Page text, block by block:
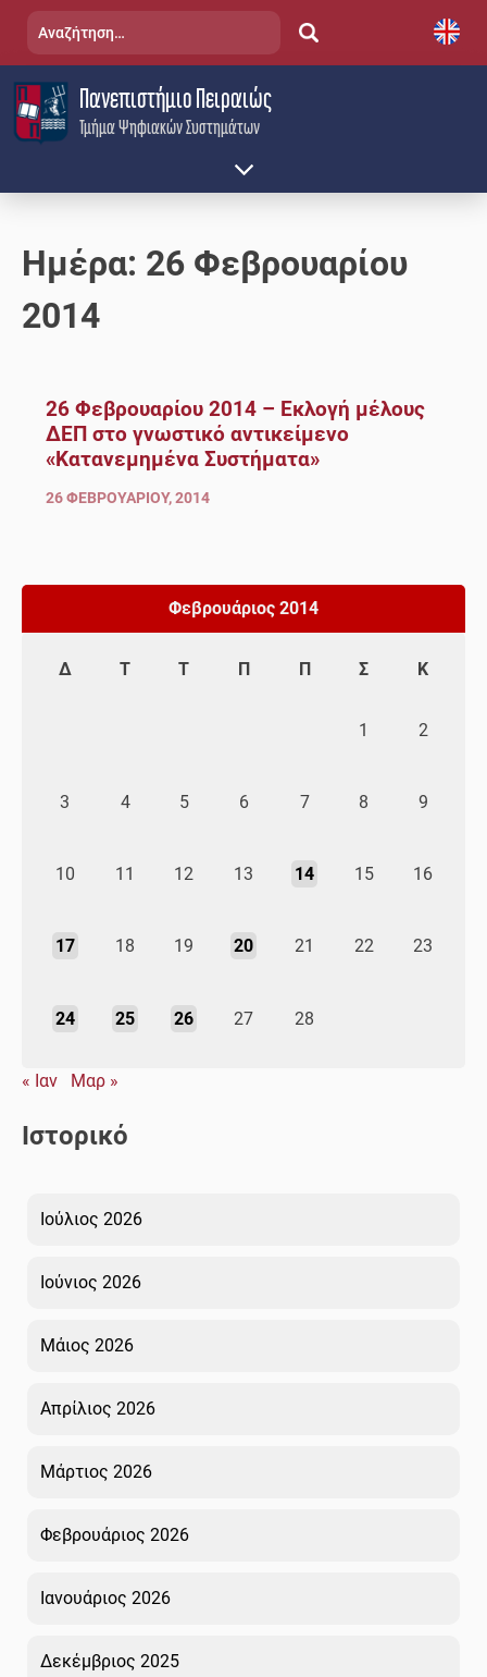
content
Τμήμα Ψηφιακών Συστημάτων
Πανεπιστήμιο Πειραιώς
Αναζήτηση
Ημέρα: 26 Φεβρουαρίου
2014
26 Φεβρουαρίου 2014 – Εκλογή μέλους
ΔΕΠ στο γνωστικό αντικείμενο
«Κατανεμημένα Συστήματα»
26 ΦΕΒΡΟΥΑΡΊΟΥ, 2014
Φεβρουάριος 2014
Δ Τ Τ Π Π Σ Κ
1 2
3 4 5 6 7 8 9
10 11 12 13 14 15 16
17 18 19 20 21 22 23
24 25 26 27 28
« Ιαν Μαρ »
Ιστορικό
Ιούλιος 2026
Ιούνιος 2026
Μάιος 2026
Απρίλιος 2026
Μάρτιος 2026
Φεβρουάριος 2026
Ιανουάριος 2026
Δεκέμβριος 2025